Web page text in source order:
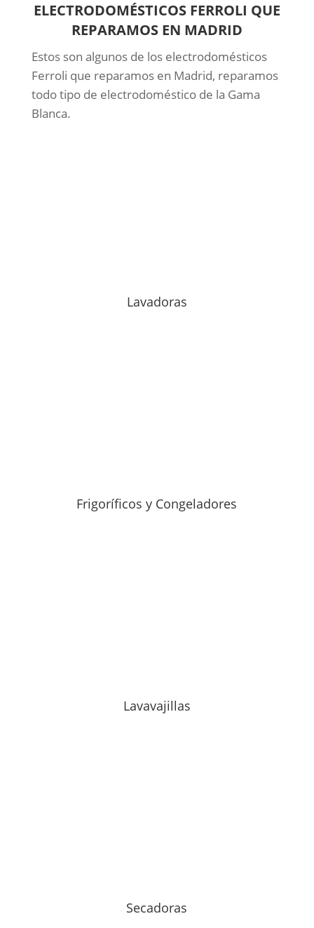
ELECTRODOMÉSTICOS FERROLI QUE
REPARAMOS EN MADRID
Estos son algunos de los electrodomésticos
Ferroli que reparamos en Madrid, reparamos
todo tipo de electrodoméstico de la Gama
Blanca.
Lavadoras
Frigoríficos y Congeladores
Lavavajillas
Secadoras